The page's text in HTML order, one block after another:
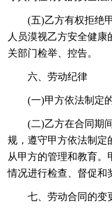
(五)乙方有权拒绝
人员漠视乙方安全健
关部门检举、控告。
六、劳动纪律
(一)甲方依法制定
(二)乙方在合同期
规，遵守甲方依法制定
从甲方的管理和教育。
情况进行检查、督促和
七、劳动合同的变